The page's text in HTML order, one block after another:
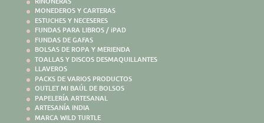
MONEDEROS Y CARTERAS
ESTUCHES Y NECESERES
FUNDAS PARA LIBROS / iPAD
FUNDAS DE GAFAS
BOLSAS DE ROPA Y MERIENDA
TOALLAS Y DISCOS DESMAQUILLANTES
LLAVEROS
PACKS DE VARIOS PRODUCTOS
OUTLET MI BAÚL DE BOLSOS
PAPELERÍA ARTESANAL
ARTESANÍA INDIA
MARCA WILD TURTLE